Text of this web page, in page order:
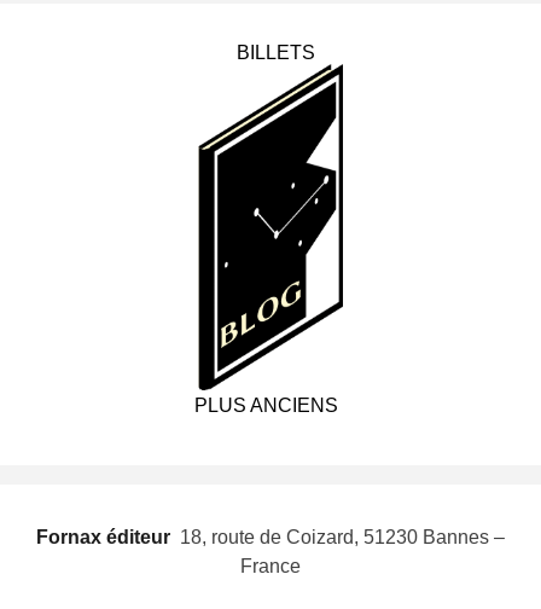
BILLETS
PLUS ANCIENS
Fornax éditeur  18, route de Coizard, 51230 Bannes –
France